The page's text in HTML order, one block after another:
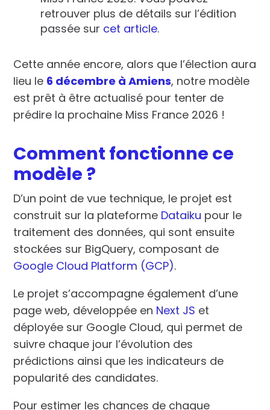
retrouver plus de détails sur l’édition
passée sur cet article.
Cette année encore, alors que l’élection aura
lieu le 6 décembre à Amiens, notre modèle
est prêt à être actualisé pour tenter de
prédire la prochaine Miss France 2026 !
Comment fonctionne ce
modèle ?
D’un point de vue technique, le projet est
construit sur la plateforme Dataiku pour le
traitement des données, qui sont ensuite
stockées sur BigQuery, composant de
Google Cloud Platform (GCP).
Le projet s’accompagne également d’une
page web, développée en Next JS et
déployée sur Google Cloud, qui permet de
suivre chaque jour l’évolution des
prédictions ainsi que les indicateurs de
popularité des candidates.
Pour estimer les chances de chaque